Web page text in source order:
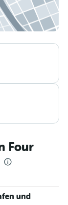
Four
und